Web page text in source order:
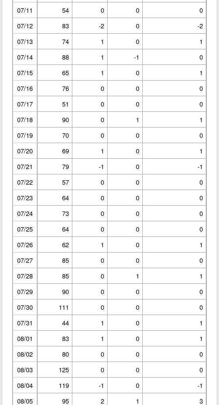
07/11
54 0 0
0
07/12
83 -2 0
-2
07/13
74 1 0
1
07/14
88 1 -1
0
07/15
65 1 0
1
07/16
76 0 0
0
07/17
51 0 0
0
07/18
90 0 1
1
07/19
70 0 0
0
07/20
69 1 0
1
07/21
79 -1 0
-1
07/22
57 0 0
0
07/23
64 0 0
0
07/24
73 0 0
0
07/25
64 0 0
0
07/26
62 1 0
1
07/27
85 0 0
0
07/28
85 0 1
1
07/29
90 0 0
0
07/30
111 0 0
0
07/31
44 1 0
1
08/01
83 1 0
1
08/02
80 0 0
0
08/03
125 0 0
0
08/04
119 -1 0
-1
08/05
95 2 1
3